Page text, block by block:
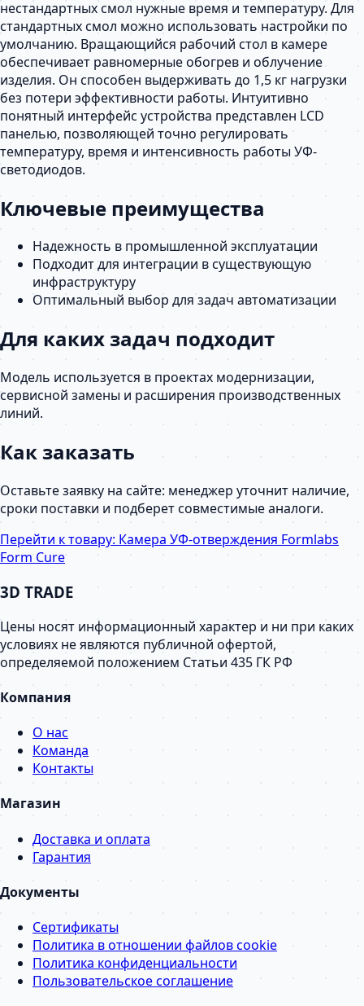
нестандартных смол нужные время и температуру. Для
стандартных смол можно использовать настройки по
умолчанию. Вращающийся рабочий стол в камере
обеспечивает равномерные обогрев и облучение
изделия. Он способен выдерживать до 1,5 кг нагрузки
без потери эффективности работы. Интуитивно
понятный интерфейс устройства представлен LCD
панелью, позволяющей точно регулировать
температуру, время и интенсивность работы УФ-
светодиодов.
Ключевые преимущества
Надежность в промышленной эксплуатации
Подходит для интеграции в существующую
инфраструктуру
Оптимальный выбор для задач автоматизации
Для каких задач подходит
Модель используется в проектах модернизации,
сервисной замены и расширения производственных
линий.
Как заказать
Оставьте заявку на сайте: менеджер уточнит наличие,
сроки поставки и подберет совместимые аналоги.
Перейти к товару: Камера УФ-отверждения Formlabs
Form Cure
3D TRADE
Цены носят информационный характер и ни при каких
условиях не являются публичной офертой,
определяемой положением Статьи 435 ГК РФ
Компания
О нас
Команда
Контакты
Магазин
Доставка и оплата
Гарантия
Документы
Сертификаты
Политика в отношении файлов cookie
Политика конфиденциальности
Пользовательское соглашение